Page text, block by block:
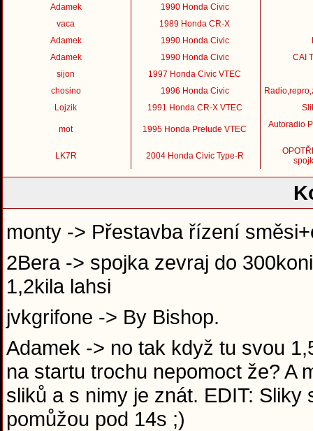
Adamek
1990 Honda Civic
vaca
1989 Honda CR-X
Adamek
1990 Honda Civic
Adamek
1990 Honda Civic
CAI
sijon
1997 Honda Civic VTEC
chosino
1996 Honda Civic
Lojzik
1991 Honda CR-X VTEC
mot 1995 Honda Prelude VTEC Autoradio
LK7R 2004 Honda Civic Type-R
monty -> Přestavba řízení
2Bera -> spojka zevraj do
1,2kila lahsi
jvkgrifone -> By Bishop.
Adamek -> no tak když tu svou
na startu trochu nepomoct že? A
sliků a s nimy je znát. EDIT:
pomůžou pod 14s ;)